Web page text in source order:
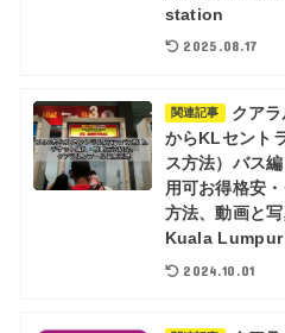
station
2025.08.17
関連記事
クア
からKLセント
ス方法）バス
用可お得格安
方法、動画と
Kuala
2024.10.01